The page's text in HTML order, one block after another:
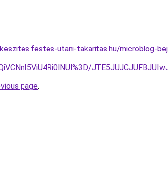
utani-takaritas.hu/microblog-
page.